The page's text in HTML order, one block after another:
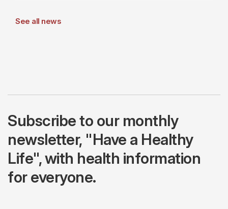
See all news
Subscribe to our monthly
newsletter, "Have a Healthy
Life", with health information
for everyone.